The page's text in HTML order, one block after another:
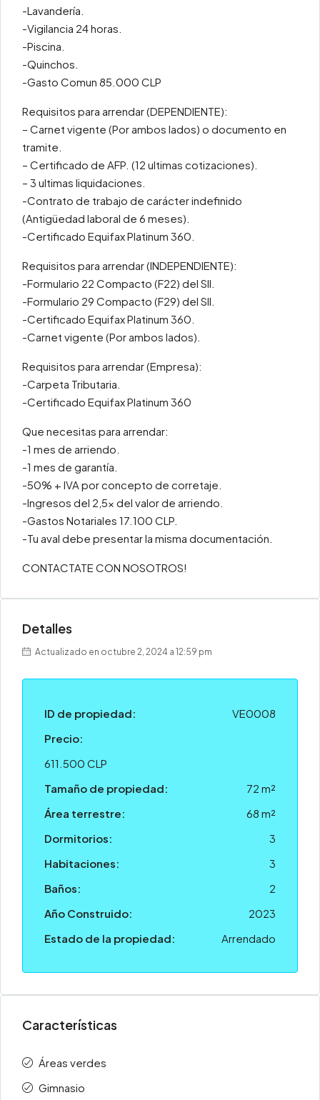
-Lavandería.
-Vigilancia 24 horas.
-Piscina.
-Quinchos.
-Gasto Comun 85.000 CLP
Requisitos para arrendar (DEPENDIENTE):
– Carnet vigente (Por ambos lados) o documento en
tramite.
– Certificado de AFP. (12 ultimas cotizaciones).
– 3 ultimas liquidaciones.
-Contrato de trabajo de carácter indefinido
(Antigüedad laboral de 6 meses).
-Certificado Equifax Platinum 360.
Requisitos para arrendar (INDEPENDIENTE):
-Formulario 22 Compacto (F22) del SII.
-Formulario 29 Compacto (F29) del SII.
-Certificado Equifax Platinum 360.
-Carnet vigente (Por ambos lados).
Requisitos para arrendar (Empresa):
-Carpeta Tributaria.
-Certificado Equifax Platinum 360
Que necesitas para arrendar:
-1 mes de arriendo.
-1 mes de garantía.
-50% + IVA por concepto de corretaje.
-Ingresos del 2,5x del valor de arriendo.
-Gastos Notariales 17.100 CLP.
-Tu aval debe presentar la misma documentación.
CONTACTATE CON NOSOTROS!
Detalles
Actualizado en octubre 2, 2024 a 12:59 pm
ID de propiedad:
VE0008
Precio:
611.500 CLP
Tamaño de propiedad:
72 m²
Área terrestre:
68 m²
Dormitorios:
3
Habitaciones:
3
Baños:
2
Año Construido:
2023
Estado de la propiedad:
Arrendado
Características
Áreas verdes
Gimnasio